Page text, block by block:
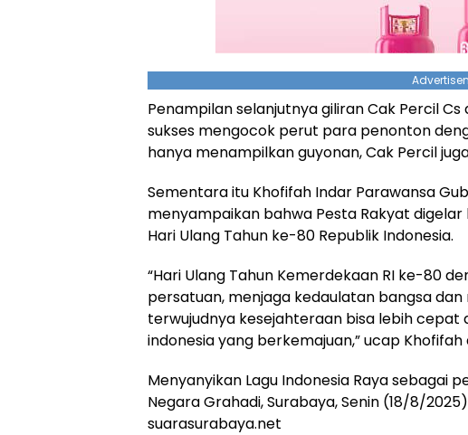
Penampilan selanjutnya giliran Cak Percil
sukses mengocok perut para penonton
hanya menampilkan guyonan, Cak Percil
Sementara itu Khofifah Indar Parawansa
menyampaikan bahwa Pesta Rakyat
Hari Ulang Tahun ke-80 Republik Indonesia.
“Hari Ulang Tahun Kemerdekaan RI ke-80
persatuan, menjaga kedaulatan bangsa
terwujudnya kesejahteraan bisa lebih
indonesia yang berkemajuan,” ucap
Menyanyikan Lagu Indonesia Raya sebagai
Negara Grahadi, Surabaya, Senin (18/8/
suarasurabaya.net